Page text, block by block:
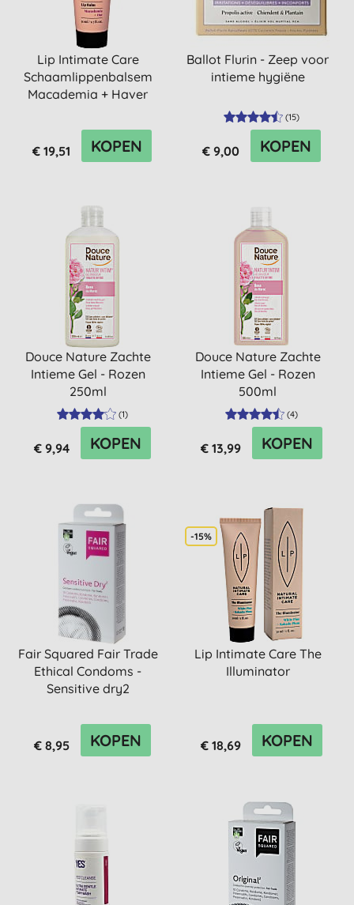
Lip Intimate Care
Schaamlippenbalsem
Macademia + Haver
€ 19,51 KOPEN
Ballot Flurin - Zeep voor
intieme hygiëne
(15)
€ 9,00 KOPEN
Douce Nature Zachte
Intieme Gel - Rozen
250ml
(1)
€ 9,94 KOPEN
Douce Nature Zachte
Intieme Gel - Rozen
500ml
(4)
€ 13,99 KOPEN
Fair Squared Fair Trade
Ethical Condoms -
Sensitive dry2
€ 8,95 KOPEN
-15%
Lip Intimate Care The
Illuminator
€ 18,69 KOPEN